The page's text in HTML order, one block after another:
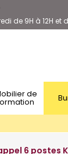
de 9H à 12H et
6 postes